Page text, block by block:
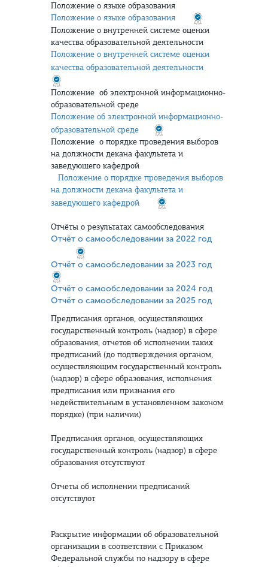
Положение о языке образования
Положение о языке образования
Положение о внутренней системе оценки
качества образовательной деятельности
Положение о внутренней системе оценки
качества образовательной деятельности
Положение об электронной информационно-
образовательной среде
Положение об электронной информационно-
образовательной среде
Положение о порядке проведения выборов
на должности декана факультета и
заведующего кафедрой
Положение о порядке проведения выборов
на должности декана факультета и
заведующего кафедрой
Отчёты о результатах самообследования
Отчёт о самообследовании за 2022 год
Отчёт о самообследовании за 2023 год
Отчёт о самообследовании за 2024 год
Отчёт о самообследовании за 2025 год
Предписания органов, осуществляющих
государственный контроль (надзор) в сфере
образования, отчетов об исполнении таких
предписаний (до подтверждения органом,
осуществляющим государственный контроль
(надзор) в сфере образования, исполнения
предписания или признания его
недействительным в установленном законом
порядке) (при наличии)
Предписания органов, осуществляющих
государственный контроль (надзор) в сфере
образования отсутствуют
Отчеты об исполнении предписаний
отсутствуют
Раскрытие информации об образовательной
организации в соответствии с Приказом
Федеральной службы по надзору в сфере